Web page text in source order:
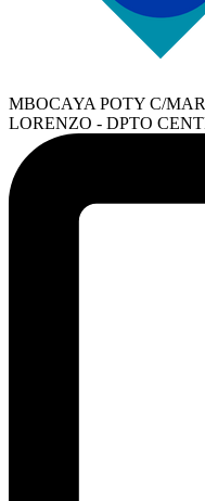
MBOCAYA POTY C/
LORENZO - DPTO